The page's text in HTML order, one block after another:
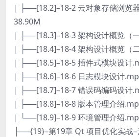
| ├──[18.2]–18-2 云对象存储浏览
38.90M
| ├──[18.3]–18-3 架构设计概览（
| ├──[18.4]–18-4 架构设计概览（
| ├──[18.5]–18-5 插件式模块设计
| ├──[18.6]–18-6 日志模块设计
| ├──[18.7]–18-7 错误码编码设计
| ├──[18.8]–18-8 版本管理介绍
| └──[18.9]–18-9 环境管理介绍
├──{19}–第19章 Qt 项目优化实战